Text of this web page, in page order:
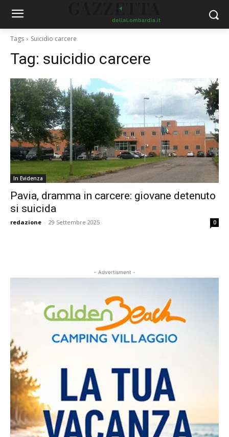
Tags Suicidio carcere
Tag: suicidio carcere
In Evidenza
Pavia, dramma in carcere: giovane detenuto
si suicida
redazione - 29 Settembre 2025 0
- Advertisment -